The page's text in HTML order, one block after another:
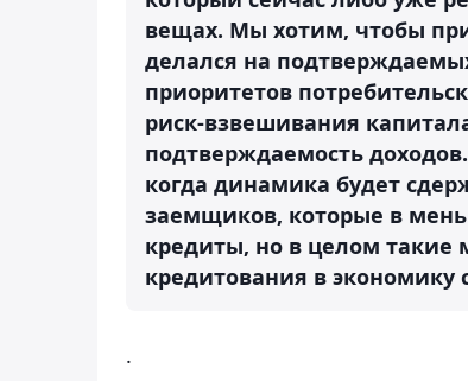
вещах. Мы хотим, чтобы
делался на
приоритетов
риск-взвешивания
подтверждаемость
когда динамика будет
заемщиков, которые в
кредиты, но в целом такие
кредитования в
.